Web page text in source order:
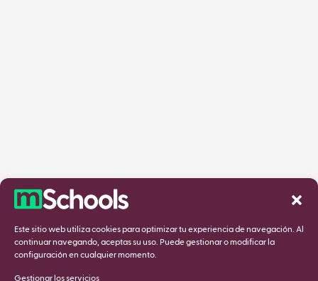
Este sitio web utiliza cookies para optimizar tu experiencia de navegación. Al
continuar navegando, aceptas su uso. Puede gestionar o modificar la
configuración en cualquier momento.
Gestionar los servicios